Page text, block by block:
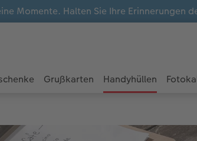
Momente. Halten Sie Ihre Erinnerungen
Grußkarten Handyhüllen